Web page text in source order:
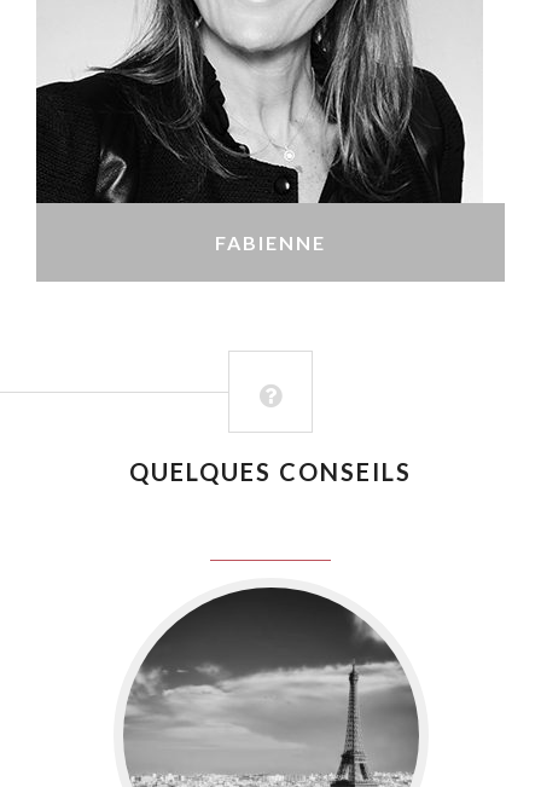
FABIENNE
QUELQUES CONSEILS